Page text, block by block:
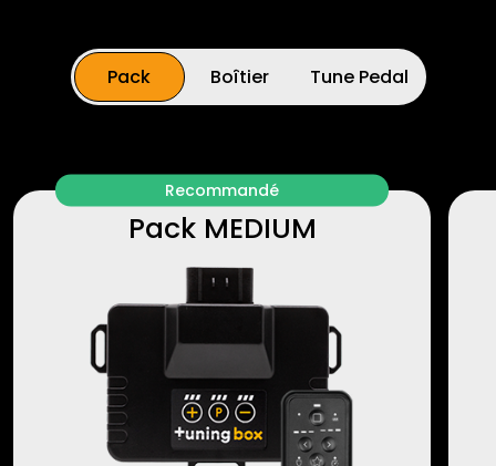
Pack Boîtier Tune Pedal
Recommandé
Pack MEDIUM